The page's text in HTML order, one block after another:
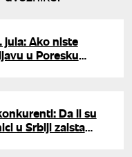
jula: Ako niste
u Poresku
Da li su
u Srbiji zaista